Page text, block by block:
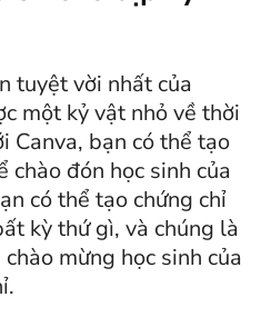
tuyệt vời nhất của
một kỷ vật nhỏ về thời
Canva, bạn có thể tạo
chào đón học sinh của
có thể tạo chứng chỉ
kỳ thứ gì, và chúng là
mừng học sinh của